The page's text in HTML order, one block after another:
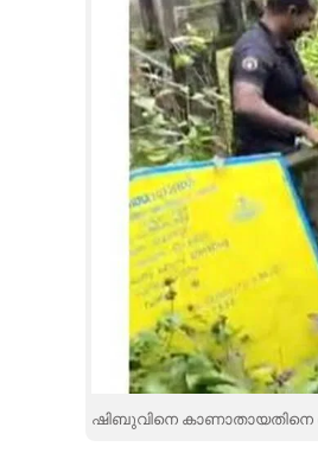
ഷിബുവിനെ കാണാതായതിനെ